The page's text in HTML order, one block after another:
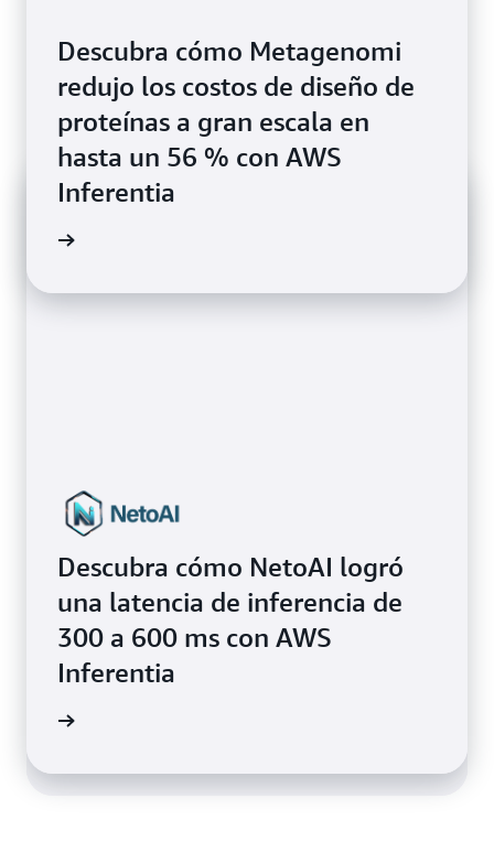
Descubra cómo Metagenomi
redujo los costos de diseño de
proteínas a gran escala en
hasta un 56 % con AWS
Inferentia
Descubra cómo NetoAI logró
una latencia de inferencia de
300 a 600 ms con AWS
Inferentia
Descubra cómo SplashMusic
redujo la latencia de inferencia
hasta 10 veces con AWS